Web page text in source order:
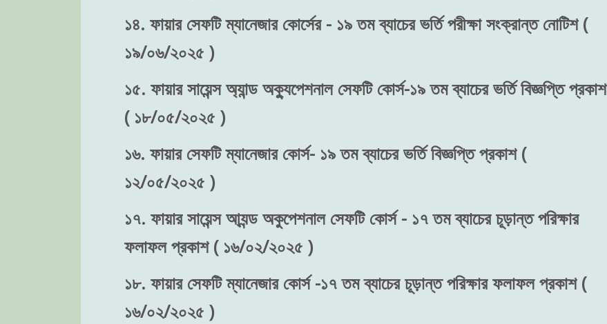
১৪. ফায়ার সেফটি ম্যানেজার কোর্সের - ১৯ তম ব্যাচের ভর্তি পরীক্ষা সংক্রান্ত নোটিশ (
১৯/০৬/২০২৫ )
১৫. ফায়ার সায়েন্স অ্যান্ড অক্যুপেশনাল সেফটি কোর্স-১৯ তম ব্যাচের ভর্তি বিজ্ঞপ্তি প্রকাশ
( ১৮/০৫/২০২৫ )
১৬. ফায়ার সেফটি ম্যানেজার কোর্স- ১৯ তম ব্যাচের ভর্তি বিজ্ঞপ্তি প্রকাশ (
১২/০৫/২০২৫ )
১৭. ফায়ার সায়েন্স আ্যন্ড অকুপেশনাল সেফটি কোর্স - ১৭ তম ব্যাচের চূড়ান্ত পরিক্ষার
ফলাফল প্রকাশ ( ১৬/০২/২০২৫ )
১৮. ফায়ার সেফটি ম্যানেজার কোর্স -১৭ তম ব্যাচের চূড়ান্ত পরিক্ষার ফলাফল প্রকাশ (
১৬/০২/২০২৫ )